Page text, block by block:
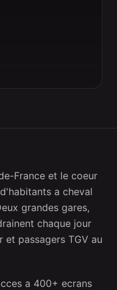
France et le coeur
a cheval
grandes gares,
chaque jour
et passagers TGV au
a 400+ ecrans